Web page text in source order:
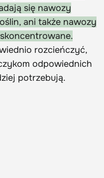
się nawozy
ani także nawozy
rozcieńczyć,
odpowiednich
potrzebują.